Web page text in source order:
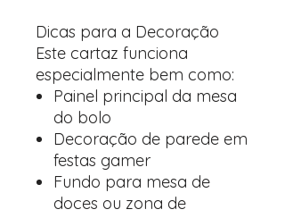
Dicas para a Decoração
Este cartaz funciona
especialmente bem como:
Painel principal da mesa
do bolo
Decoração de parede em
festas gamer
Fundo para mesa de
doces ou zona de